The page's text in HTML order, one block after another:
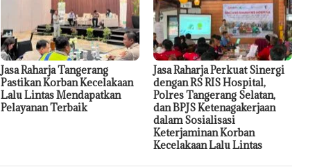
Jasa Raharja Tangerang
Pastikan Korban Kecelakaan
Lalu Lintas Mendapatkan
Pelayanan Terbaik
Jasa Raharja Perkuat Sinergi
dengan RS RIS Hospital,
Polres Tangerang Selatan,
dan BPJS Ketenagakerjaan
dalam Sosialisasi
Keterjaminan Korban
Kecelakaan Lalu Lintas